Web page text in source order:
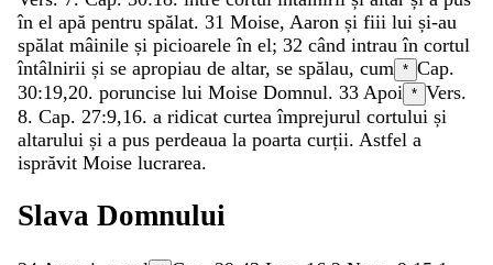
în el apă pentru spălat. 31 Moise, Aaron și fiii lui și-au
spălat mâinile și picioareleîn el; 32 când intrauîn cortul
întâlnirii și se apropiau de altar, se spălau, cum * Cap.
30:19,20. poruncise lui Moise Domnul. 33 Apoi * Vers.
8. Cap. 27:9,16. a ridicat curteaîmprejurul cortului și
altarului și a pus perdeaua la poarta curții. Astfel a
isprăvit Moise lucrarea.
Slava Domnului